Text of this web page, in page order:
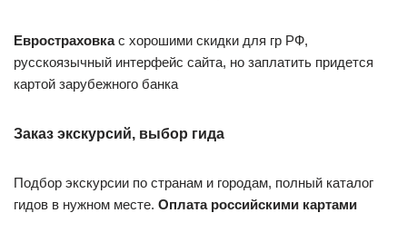
Евростраховкас хорошими скидки для гр РФ,
русскоязычный интерфейс сайта, но заплатить придется
картой зарубежного банка
Заказ экскурсий, выбор гида
Подбор экскурсии по странам и городам, полный каталог
гидов в нужном месте. Оплата российскими картами